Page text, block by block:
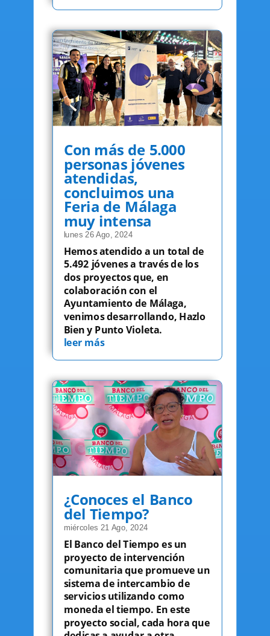
Con más de 5.000
personas jóvenes
atendidas,
concluimos una
Feria de Málaga
muy intensa
lunes 26 Ago, 2024
Hemos atendido a un total de
5.492 jóvenes a través de los
dos proyectos que, en
colaboración con el
Ayuntamiento de Málaga,
venimos desarrollando, Hazlo
Bien y Punto Violeta.
leer más
¿Conoces el Banco
del Tiempo?
miércoles 21 Ago, 2024
El Banco del Tiempo es un
proyecto de intervención
comunitaria que promueve un
sistema de intercambio de
servicios utilizando como
moneda el tiempo. En este
proyecto social, cada hora que